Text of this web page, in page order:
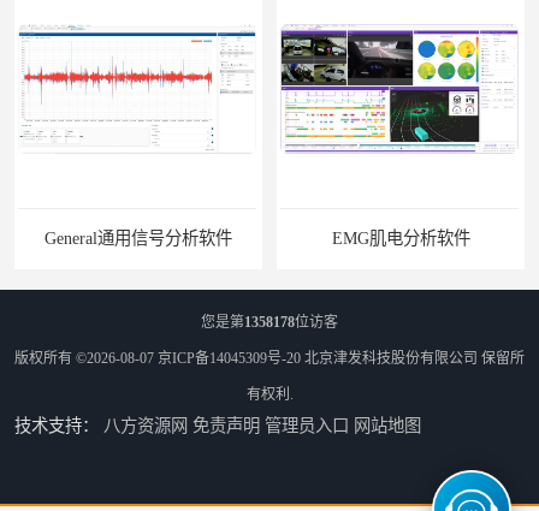
General通用信号分析软件 EMG肌电分析软件
您是第1358178位访客
版权所有 ©2026-08-07 京ICP备14045309号-20 北京津发科技股份有限公司 保留所
有权利.
技术支持： 八方资源网 免责声明 管理员入口 网站地图